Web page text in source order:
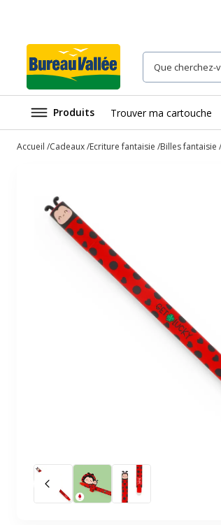
Produits Trouver ma cartouche
Accueil Cadeaux Ecriture fantaisie Billes fantaisie
Slide précédent